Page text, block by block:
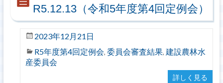
R5.12.13（令和5年度第4回定例会）
2023年12月21日
R5年度第4回定例会, 委員会審査結果, 建設農林水
産委員会
詳しく見る